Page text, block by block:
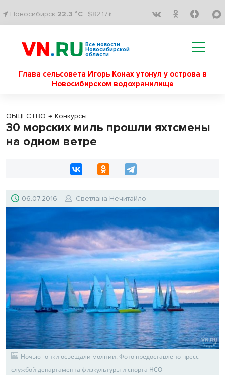
Новосибирск 22.3 °C $82.17↑
Все новости
Новосибирской
области
Глава сельсовета Игорь Конах утонул у острова в
Новосибирском водохранилище
ОБЩЕСТВО → Конкурсы
30 морских миль прошли яхтсмены
на одном ветре
06.07.2016 Светлана Нечитайло
Ночью гонки освещали молнии. Фото предоставлено пресс-
службой департамента физкультуры и спорта НСО